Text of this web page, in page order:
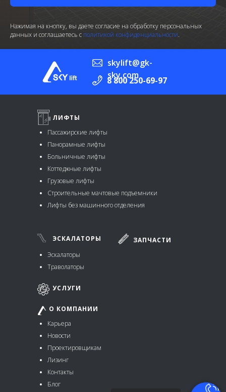
Нажимая на кнопку, вы даете согласие на обработку персональных
данных и соглашаетесь c политикой конфиденциальности.
8 800 250-69-97
skylift@gk-
sky.com
ЗАПЧАСТИ
ЭСКАЛАТОРЫ
Эскалаторы
Траволаторы
ЛИФТЫ
Строительные мачтовые подъемники
Лифты без машинного отделения
Пассажирские лифты
Панорамные лифты
Больничные лифты
Коттеджные лифты
Грузовые лифты
О КОМПАНИИ
Карьера
Новости
Проектировщикам
Лизинг
Контакты
Блог
УСЛУГИ